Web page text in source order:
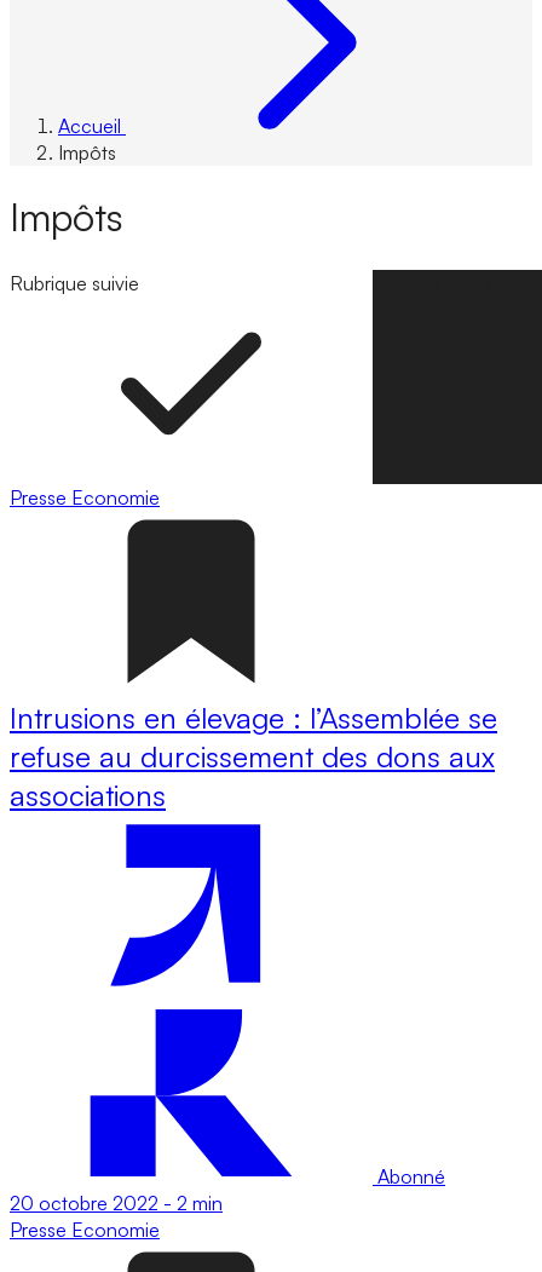
Accueil
Impôts
Impôts
Rubrique suivie
Presse Economie
Intrusions en élevage : l’Assemblée se
refuse au durcissement des dons aux
associations
Abonné
20 octobre 2022 - 2 min
Presse Economie